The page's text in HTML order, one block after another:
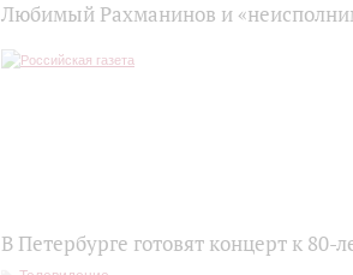
Любимый Рахманинов и
В Петербурге готовят концерт к